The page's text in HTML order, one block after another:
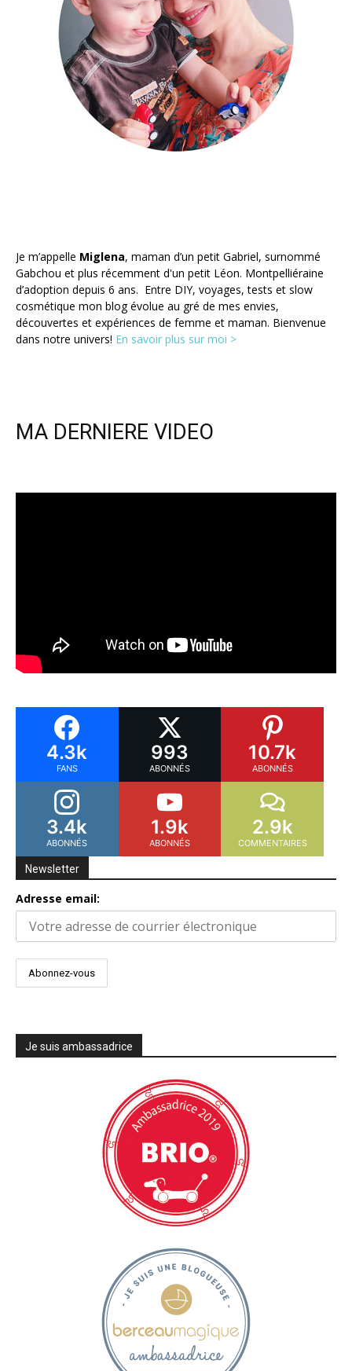
Je m’appelle Miglena, maman d’un petit Gabriel, surnommé
Gabchou et plus récemment d'un petit Léon. Montpelliéraine
d’adoption depuis 6 ans. Entre DIY, voyages, tests et slow
cosmétique mon blog évolue au gré de mes envies,
découvertes et expériences de femme et maman. Bienvenue
dans notre univers! En savoir plus sur moi >
MA DERNIERE VIDEO
4.3k
FANS
993
ABONNÉS
10.7k
ABONNÉS
3.4k
ABONNÉS
1.9k
ABONNÉS
2.9k
COMMENTAIRES
Newsletter
Adresse email:
Je suis ambassadrice